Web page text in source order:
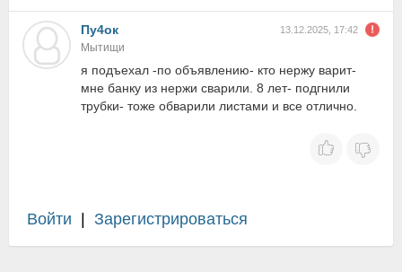
Пу4ок 13.12.2025, 17:42
Мытищи
я подъехал -по объявлению- кто нержу варит-
мне банку из нержи сварили. 8 лет- подгнили
трубки- тоже обварили листами и все отлично.
Войти Зарегистрироваться